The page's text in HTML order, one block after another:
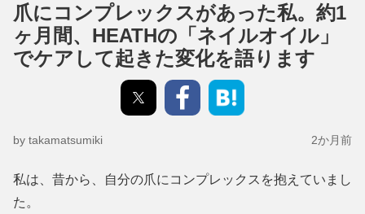
爪にコンプレックスがあった私。約1
ヶ月間、HEATHの「ネイルオイル」
でケアして起きた変化を語ります
by takamatsumiki 2か月前
私は、昔から、自分の爪にコンプレックスを抱えていまし
た。